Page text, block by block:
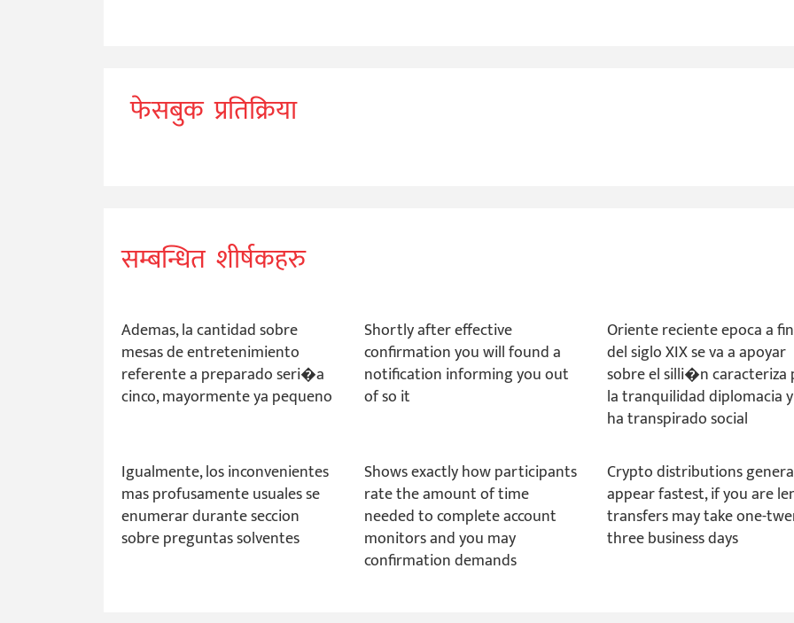
फेसबुक प्रतिक्रिया
सम्बन्धित शीर्षकहरु
Ademas, la cantidad sobre
mesas de entretenimiento
referente a preparado seri�a
cinco, mayormente ya pequeno
Shortly after effective
confirmation you will found a
notification informing you out
of so it
Oriente reciente epoca a
del siglo XIX se va a apoyar
sobre el silli�n caracteriza
la tranquilidad diplomacia
ha transpirado social
Igualmente, los inconvenientes
mas profusamente usuales se
enumerar durante seccion
sobre preguntas solventes
Shows exactly how participants
rate the amount of time
needed to complete account
monitors and you may
confirmation demands
Crypto distributions
appear fastest, if you are
transfers may take one-
three business days